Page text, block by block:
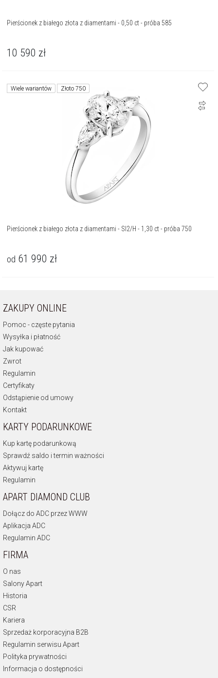
Pierścionek z białego złota z diamentami - 0,50 ct - próba 585
10 590 zł
Wiele wariantów Złoto 750
Pierścionek z białego złota z diamentami - SI2/H - 1,30 ct - próba 750
od 61 990 zł
ZAKUPY ONLINE
Pomoc - częste pytania
Wysyłka i płatność
Jak kupować
Zwrot
Regulamin
Certyfikaty
Odstąpienie od umowy
Kontakt
KARTY PODARUNKOWE
Kup kartę podarunkową
Sprawdź saldo i termin ważności
Aktywuj kartę
Regulamin
APART DIAMOND CLUB
Dołącz do ADC przez WWW
Aplikacja ADC
Regulamin ADC
FIRMA
O nas
Salony Apart
Historia
CSR
Kariera
Sprzedaż korporacyjna B2B
Regulamin serwisu Apart
Polityka prywatności
Informacja o dostępności